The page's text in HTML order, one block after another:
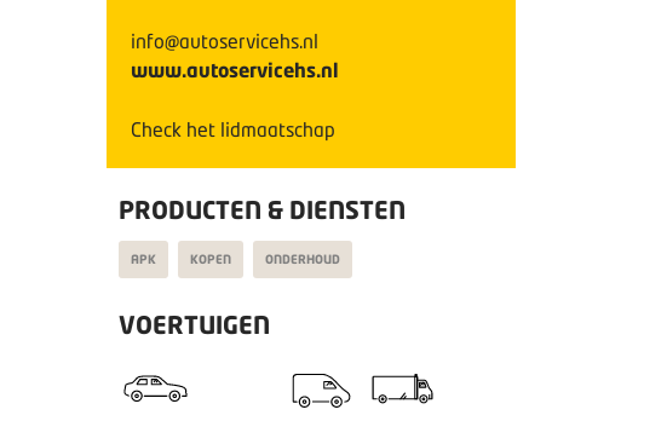
info@autoservicehs.nl
www.autoservicehs.nl
Check het lidmaatschap
PRODUCTEN & DIENSTEN
APK KOPEN ONDERHOUD
VOERTUIGEN